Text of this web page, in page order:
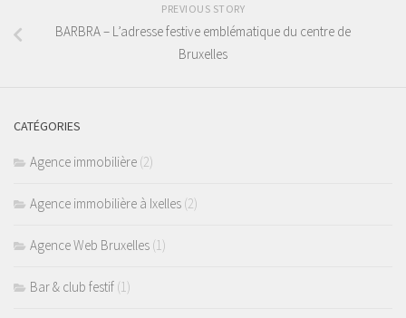
PREVIOUS STORY
BARBRA – L’adresse festive emblématique du centre de
Bruxelles
CATÉGORIES
Agence immobilière (2)
Agence immobilière à Ixelles (2)
Agence Web Bruxelles (1)
Bar & club festif (1)